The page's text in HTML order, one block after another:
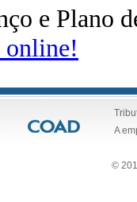
e Plano
online!
A
©